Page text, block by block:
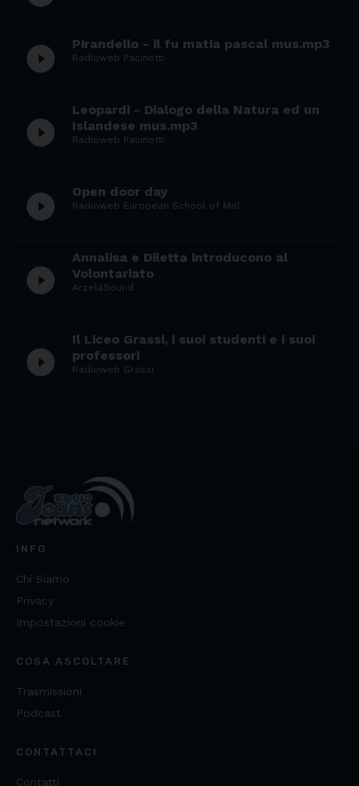
play_circle_filled Pirandello - il fu matia pascal mus.mp3
Radioweb Pacinotti
play_circle_filled
Leopardi - Dialogo della Natura ed un
Islandese mus.mp3
Radioweb Pacinotti
play_circle_filled Open door day
Radioweb European School of Mol
play_circle_filled
Annalisa e Diletta introducono al
Volontariato
ArzelàSound
play_circle_filled
Il Liceo Grassi, i suoi studenti e i suoi
professori
Radioweb Grassi
INFO
Chi Siamo
Privacy
Impostazioni cookie
COSA ASCOLTARE
Trasmissioni
Podcast
CONTATTACI
Contatti